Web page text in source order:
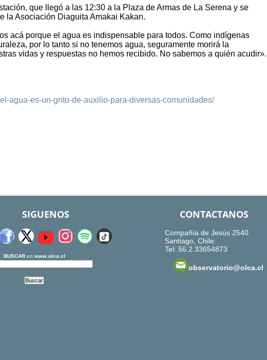
que llegó a las 12:30 a la Plaza de Armas de La Serena y se
la Asociación Diaguita Amakai Kakan.
acá porque el agua es indispensable para todos. Como indígenas
por lo tanto si no tenemos agua, seguramente morirá la
vidas y respuestas no hemos recibido. No sabemos a quién acudir».
agua-es-un-grito-de-auxilio-para-diversas-comunidades/
SIGUENOS
BUSCARen www.olca.cl
CONTACTANOS
Compañía de Jesús 2540
Santiago, Chile.
Tel: 56.2.33654873
observatorio@olca.cl